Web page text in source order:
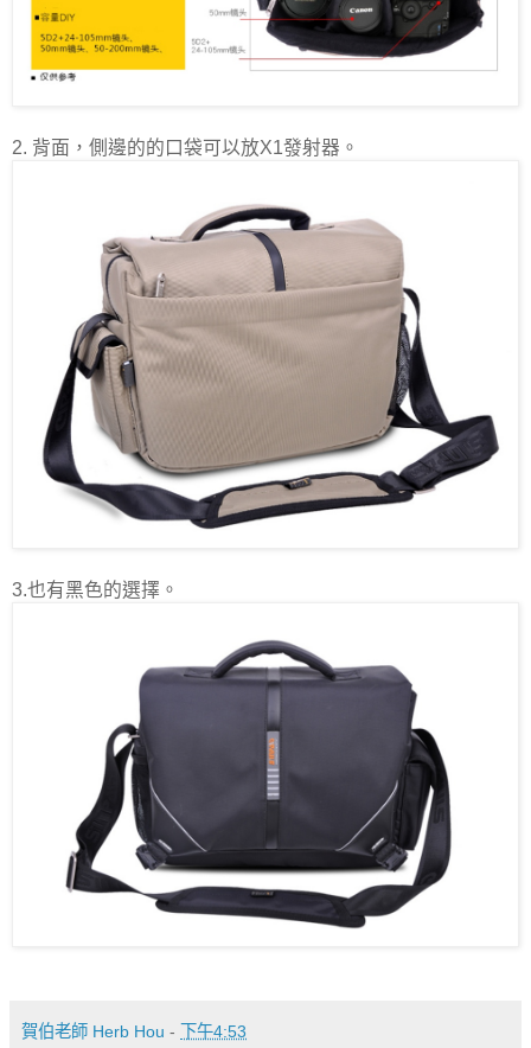
2. 背面，側邊的的口袋可以放X1發射器。
3.也有黑色的選擇。
賀伯老師 Herb Hou - 下午4:53